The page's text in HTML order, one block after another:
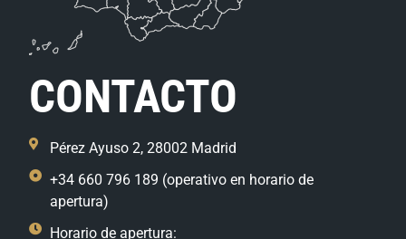
CONTACTO
Pérez Ayuso 2, 28002 Madrid
+34 660 796 189 (operativo en horario de
apertura)
Horario de apertura: